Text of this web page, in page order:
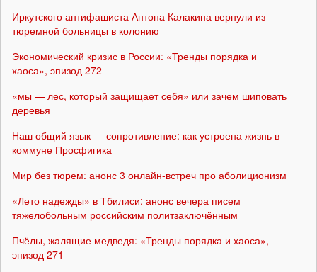
Иркутского антифашиста Антона Калакина вернули из
тюремной больницы в колонию
Экономический кризис в России: «Тренды порядка и
хаоса», эпизод 272
«мы — лес, который защищает себя» или зачем шиповать
деревья
Наш общий язык — сопротивление: как устроена жизнь в
коммуне Просфигика
Мир без тюрем: анонс 3 онлайн-встреч про аболиционизм
«Лето надежды» в Тбилиси: анонс вечера писем
тяжелобольным российским политзаключённым
Пчёлы, жалящие медведя: «Тренды порядка и хаоса»,
эпизод 271